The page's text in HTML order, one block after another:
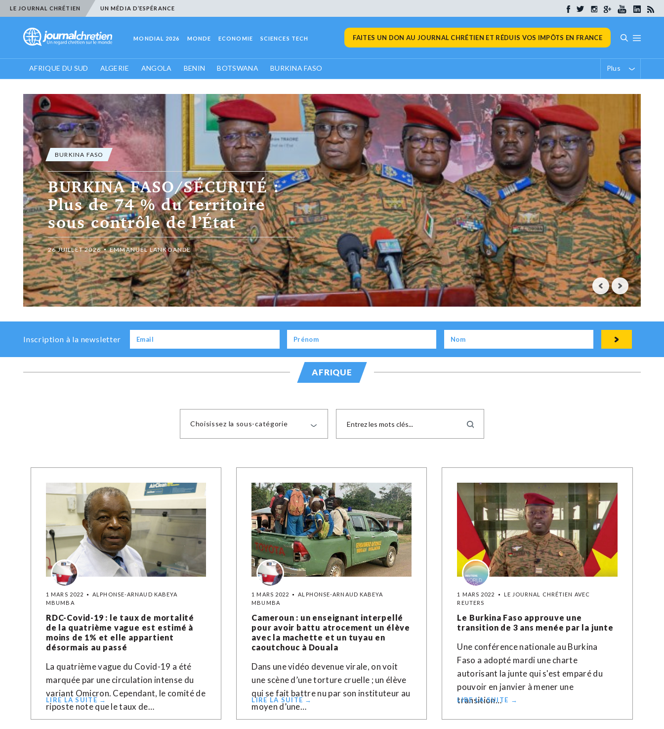
LE JOURNAL CHRÉTIEN UN MÉDIA D’ESPÉRANCE
MONDIAL 2026 MONDE ECONOMIE SCIENCES TECH FAITES UN DON AU JOURNAL CHRÉTIEN ET RÉDUIS VOS IMPÔTS EN FRANCE
AFRIQUE DU SUD ALGERIE ANGOLA BENIN BOTSWANA BURKINA FASO Plus
BURKINA FASO
ENSEIGNEMENT SUPÉRIEUR
: Désormais, une
autorisation préalable
obligatoire pour étudier à
l’étranger
5 JUILLET 2026 EMMANUEL LANKOANDE
Previous
Next
Inscription à la newsletter
AFRIQUE
Choisissez la sous-catégorie
1 MARS 2022
ALPHONSE-ARNAUD KABEYA
MBUMBA
RDC-Covid-19 : le taux de mortalité
de la quatrième vague est estimé à
moins de 1% et elle appartient
désormais au passé
La quatrième vague du Covid-19 a été
marquée par une circulation intense du
variant Omicron. Cependant, le comité de
riposte note que le taux de…
LIRE LA SUITE →
1 MARS 2022
ALPHONSE-ARNAUD KABEYA
MBUMBA
Cameroun : un enseignant interpellé
pour avoir battu atrocement un élève
avec la machette et un tuyau en
caoutchouc à Douala
Dans une vidéo devenue virale, on voit
une scène d’une torture cruelle ; un élève
qui se fait battre nu par son instituteur au
moyen d’une…
LIRE LA SUITE →
1 MARS 2022
LE JOURNAL CHRÉTIEN AVEC
REUTERS
Le Burkina Faso approuve une
transition de 3 ans menée par la junte
Une conférence nationale au Burkina
Faso a adopté mardi une charte
autorisant la junte qui s'est emparé du
pouvoir en janvier à mener une
transition…
LIRE LA SUITE →